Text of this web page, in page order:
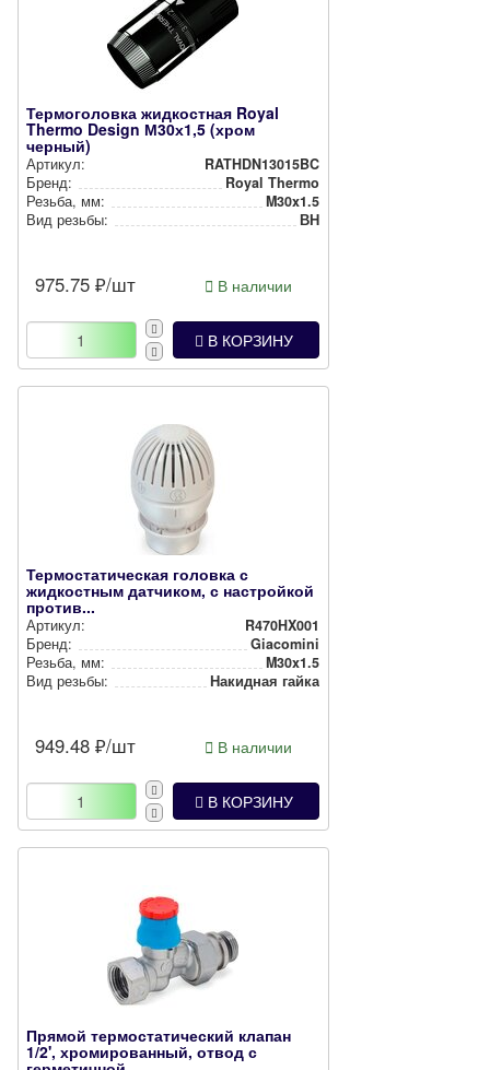
Термоголовка жидкостная Royal
Thermo Design М30х1,5 (хром
черный)
Артикул:
RATHDN13015BC
Бренд:
Royal Thermo
Резьба, мм:
M30x1.5
Вид резьбы:
ВН
975.75 ₽/шт В наличии
В КОРЗИНУ
Термостатическая головка с
жидкостным датчиком, с настройкой
против...
Артикул:
R470HX001
Бренд:
Giacomini
Резьба, мм:
M30x1.5
Вид резьбы:
Накидная гайка
949.48 ₽/шт В наличии
В КОРЗИНУ
Прямой термостатический клапан
1/2', хромированный, отвод с